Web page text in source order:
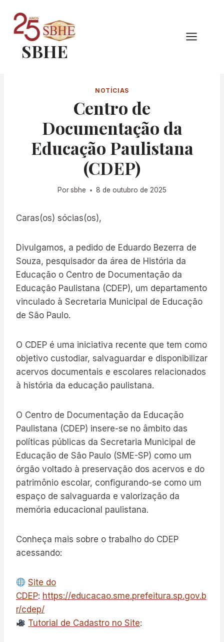
para
ConteúdoSBHE
NOTÍCIAS
Centro de
Documentação da
Educação Paulistana
(CDEP)
Porsbhe 8 de outubro de 2025
Caras(os) sócias(os),
Divulgamos, a pedido de Eduardo Bezerra de
Souza, pesquisador da área de História da
Educação o Centro de Documentação da
Educação Paulistana (CDEP), um departamento
vinculado à Secretaria Municipal de Educação
de São Paulo.
O CDEP é uma iniciativa recente que tem como
objetivo custodiar, salvaguardar e disponibilizar
acervos documentais e escolares relacionados
à história da educação paulistana.
O Centro de Documentação da Educação
Paulistana (CDEP) insere-se no âmbito das
políticas públicas da Secretaria Municipal de
Educação de São Paulo (SME-SP) como um
órgão voltado à preservação dos acervos e do
patrimônio escolar, configurando-se como um
espaço de salvaguarda e valorização da
memória educacional paulistana.
Conheça mais sobre o trabalho do CDEP
acessando:
Site do
CDEP: https://educacao.sme.prefeitura.sp.gov.b
r/cdep/
Tutorial de Cadastro no Site: